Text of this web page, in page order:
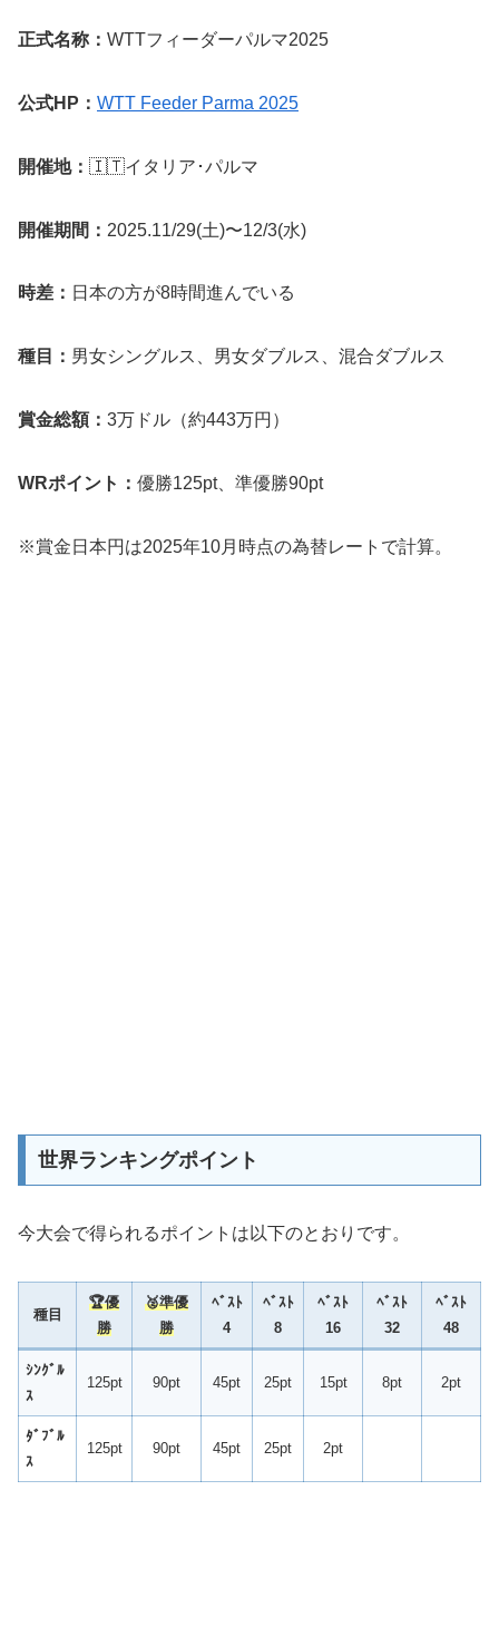
正式名称： WTTフィーダーパルマ2025
公式HP： WTT Feeder Parma 2025
開催地： 🇮🇹イタリア･パルマ
開催期間： 2025.11/29(土)〜12/3(水)
時差： 日本の方が8時間進んでいる
種目： 男女シングルス、男女ダブルス、混合ダブルス
賞金総額： 3万ドル（約443万円）
WRポイント： 優勝125pt、準優勝90pt
※賞金日本円は2025年10月時点の為替レートで計算。
世界ランキングポイント
今大会で得られるポイントは以下のとおりです。
種目
🏆優
勝
🥈準優
勝
ﾍﾞｽﾄ
4
ﾍﾞｽﾄ
8
ﾍﾞｽﾄ
16
ﾍﾞｽﾄ
32
ﾍﾞｽﾄ
48
ｼﾝｸﾞﾙ
ｽ
125pt 90pt 45pt 25pt 15pt 8pt 2pt
ﾀﾞﾌﾞﾙ
ｽ
125pt 90pt 45pt 25pt 2pt